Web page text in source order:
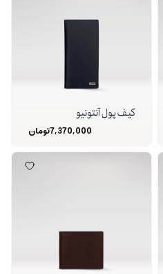
کیف پول آنتونیو
7,370,000تومان